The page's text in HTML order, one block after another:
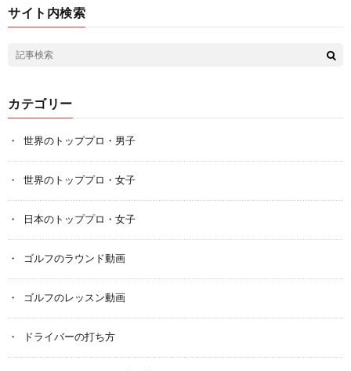
サイト内検索
カテゴリー
世界のトッププロ・男子
世界のトッププロ・女子
日本のトッププロ・女子
ゴルフのラウンド動画
ゴルフのレッスン動画
ドライバーの打ち方